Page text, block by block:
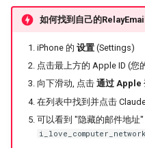
的研究需要什么样的知识
结构》
醍醐灌顶 -《博士这五年
醍醐灌顶 -《读博那些事
儿》
女娲补天-优化方法期末
如何找到自己的RelayEmail
iPhone 的 设置(Settings)
点击最上方的 Apple ID (您
向下滑动, 点击 通过 Apple
在列表中找到并点击
可以看到 "隐藏的邮件地址"